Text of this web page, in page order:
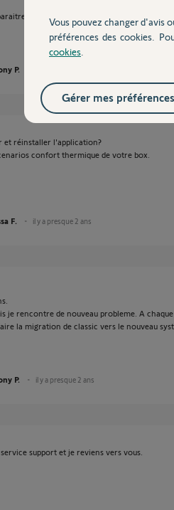
P.
et réinstaller l'application?
confort thermique de votre box.
F. il y a presque 2 ans
je rencontre de nouveau probleme. A
la migration de classic vers le nouveau
P. il y a presque 2 ans
support et je reviens vers vous.
Vous pouvez changer d'avis
préférences des cookies.
cookies
Gérer mes préférences